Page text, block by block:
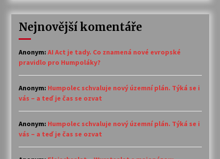
Nejnovější komentáře
Anonym: AI Act je tady. Co znamená nové evropské
pravidlo pro Humpoláky?
Anonym: Humpolec schvaluje nový územní plán. Týká se i
vás – a teď je čas se ozvat
Anonym: Humpolec schvaluje nový územní plán. Týká se i
vás – a teď je čas se ozvat